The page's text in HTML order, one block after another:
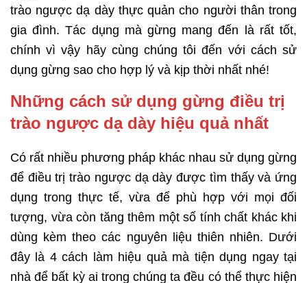
trào ngược dạ dày thực quản cho người thân trong
gia đình. Tác dụng mà gừng mang đến là rất tốt,
chính vì vậy hãy cùng chúng tôi đến với cách sử
dụng gừng sao cho hợp lý và kịp thời nhất nhé!
Những cách sử dụng gừng điều trị
trào ngược dạ dày hiệu quả nhất
Có rất nhiều phương pháp khác nhau sử dụng gừng
để điều trị trào ngược dạ dày được tìm thấy và ứng
dụng trong thực tế, vừa để phù hợp với mọi đối
tượng, vừa còn tăng thêm một số tính chất khác khi
dùng kèm theo các nguyên liệu thiên nhiên. Dưới
đây là 4 cách làm hiệu quả mà tiện dụng ngay tại
nhà để bất kỳ ai trong chúng ta đều có thể thực hiện